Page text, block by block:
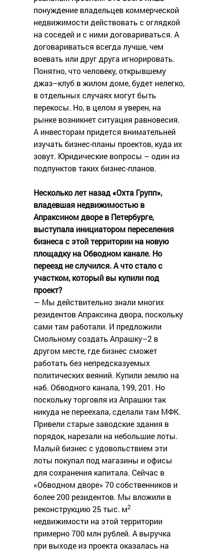
понуждение владельцев коммерческой
недвижимости действовать с оглядкой
на соседей и с ними договариваться. А
договариваться всегда лучше, чем
воевать или друг друга игнорировать.
Понятно, что человеку, открывшему
джаз–клуб в жилом доме, будет нелегко,
в отдельных случаях могут быть
перекосы. Но, в целом я уверен, на
рынке возникнет ситуация равновесия.
А инвесторам придется внимательней
изучать бизнес-планы проектов, куда их
зовут. Юридические вопросы – один из
подпунктов таких бизнес-планов.
Несколько лет назад «Охта Групп»,
владевшая недвижимостью в
Апраксином дворе в Петербурге,
выступала инициатором переселения
бизнеса с этой территории на новую
площадку на Обводном канале. Но
переезд не случился. А что стало с
участком, который вы купили под
проект?
— Мы действительно знали многих
резидентов Апраксина двора, поскольку
сами там работали. И предложили
Смольному создать Апрашку–2 в
другом месте, где бизнес сможет
работать без непредсказуемых
политических веяний. Купили землю на
наб. Обводного канала, 199, 201. Но
поскольку торговля из Апрашки так
никуда не переехала, сделали там МФК.
Привели старые заводские здания в
порядок, нарезали на небольшие лоты.
Малый бизнес с удовольствием эти
лоты покупал под магазины и офисы
для сохранения капитала. Сейчас в
«Обводном дворе» 70 собственников и
более 200 резидентов. Мы вложили в
реконструкцию 25 тыс. м2
недвижимости на этой территории
примерно 700 млн рублей. А выручка
при выходе из проекта оказалась на